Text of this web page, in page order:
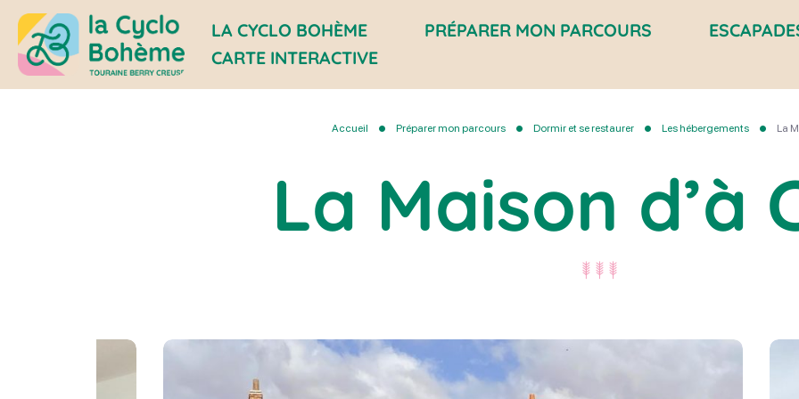
la
LA CYCLO BOHÈME PRÉPARER MON PARCOURS
CARTE INTERACTIVE
Accueil Préparer mon parcours Dormir et se restaurer Les hébergements La
La Maison d’à